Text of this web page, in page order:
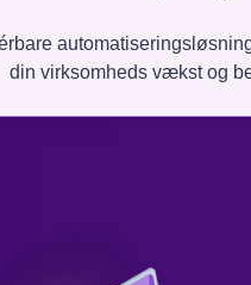
din virksomheds vækst og